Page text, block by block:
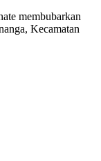
membubarkan
Kecamatan